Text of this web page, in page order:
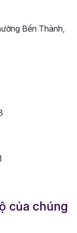
Bến Thành,
của chúng